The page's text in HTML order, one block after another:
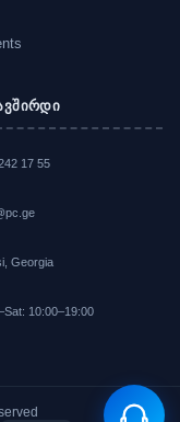
17 55
Georgia
10:00–19:00